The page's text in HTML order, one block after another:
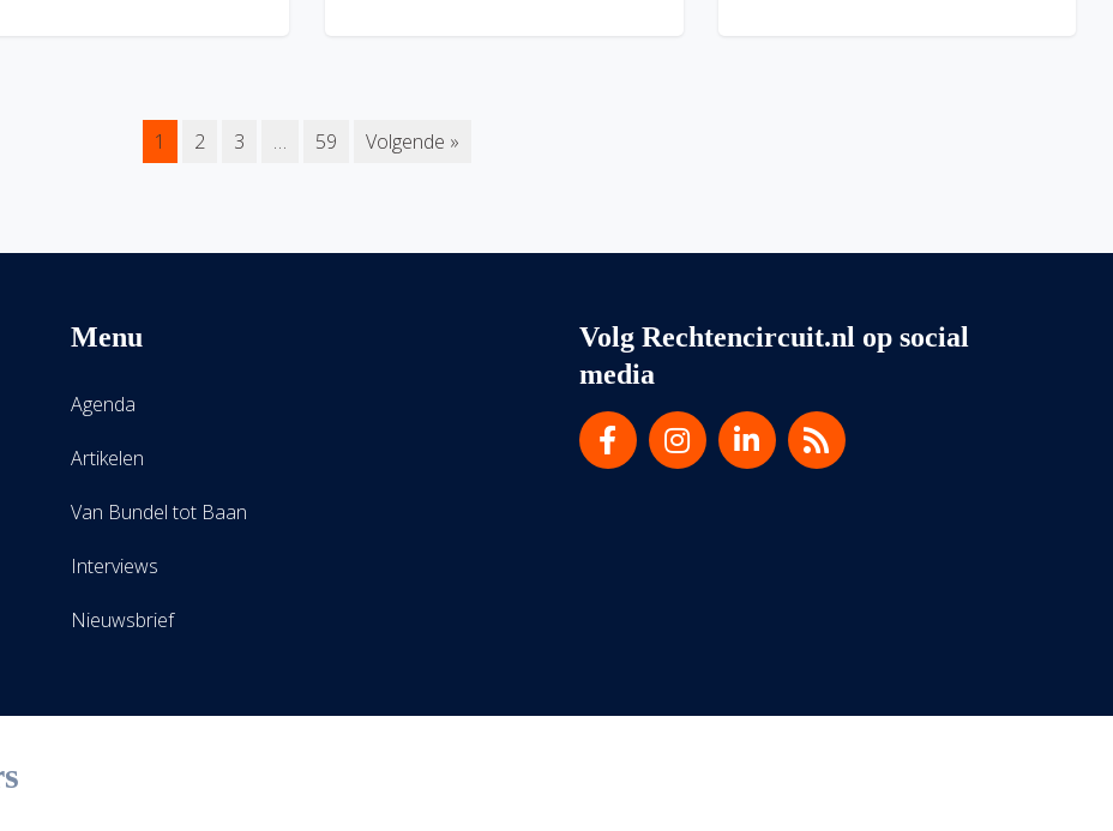
1 2 3 … 59 Volgende »
Menu
Agenda
Artikelen
Van Bundel tot Baan
Interviews
Nieuwsbrief
Volg Rechtencircuit.nl op social
media